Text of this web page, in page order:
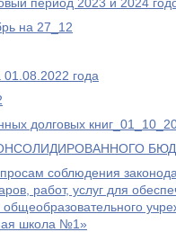
на 27_12
01.08.2022 года
долговых
соблюдения
работ, услуг для
школа №1»